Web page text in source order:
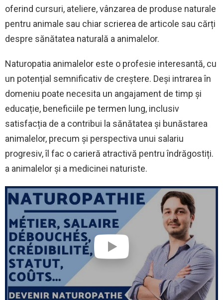
oferind cursuri, ateliere, vânzarea de produse naturale
pentru animale sau chiar scrierea de articole sau cărți
despre sănătatea naturală a animalelor.
Naturopatia animalelor este o profesie interesantă, cu
un potențial semnificativ de creștere. Deși intrarea în
domeniu poate necesita un angajament de timp și
educație, beneficiile pe termen lung, inclusiv
satisfacția de a contribui la sănătatea și bunăstarea
animalelor, precum și perspectiva unui salariu
progresiv, îl fac o carieră atractivă pentru îndrăgostiți.
a animalelor și a medicinei naturiste.